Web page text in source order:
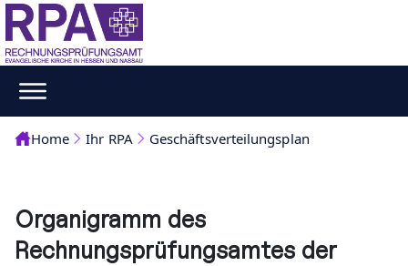
Home Ihr RPA Geschäftsverteilungsplan
Organigramm des
Rechnungsprüfungsamtes der